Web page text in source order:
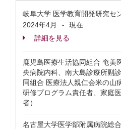
岐阜大学 医学教育開発研究セ
2024年4月
-
現在
詳細を見る
鹿児島医療生活協同組合 奄美
央病院内科、南大島診療所副
同組合 医療法人親仁会米の山
研修プログラム責任者、家庭
者）
名古屋大学医学部附属病院総